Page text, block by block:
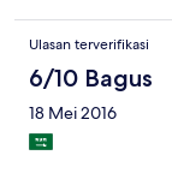
Ulasan terverifikasi
6/10 Bagus
18 Mei 2016